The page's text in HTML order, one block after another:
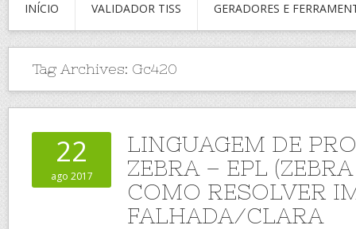
INÍCIO VALIDADOR TISS GERADORES E
Tag Archives: Gc420
22
ago 2017
LINGUAGEM DE
ZEBRA – EPL
COMO RESOLVER
FALHADA/CLARA